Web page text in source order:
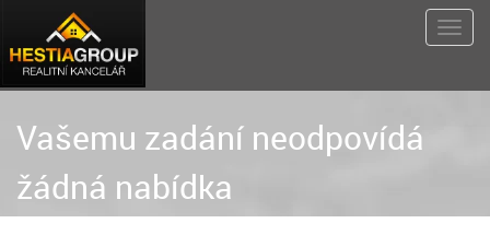
Vašemu zadání neodpovídá
žádná nabídka